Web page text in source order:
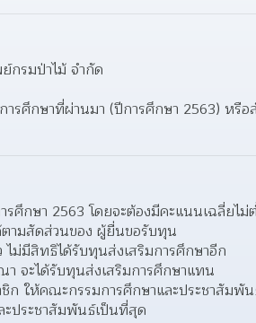
รมป่าไม้ จำกัด
รศึกษาที่ผ่านมา (ปีการศึกษา 2563) หรือ
ศึกษา 2563 โดยจะต้องมีคะแนนเฉลี่ยไ
ามสัดส่วนของ ผู้ยื่นขอรับทุน
ม่มีสิทธิได้รับทุนส่งเสริมการศึกษาอีก
จะได้รับทุนส่งเสริมการศึกษาแทน
ก ให้คณะกรรมการศึกษาและประชาสัมพั
ะประชาสัมพันธ์เป็นที่สุด